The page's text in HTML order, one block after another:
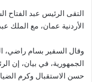
التقى الرئيس عبد الفتاح
الأردنية عمان، مع الملك
وقال السفير بسام
الجمهورية، في بيان، إن
حسن الاستقبال وكرم